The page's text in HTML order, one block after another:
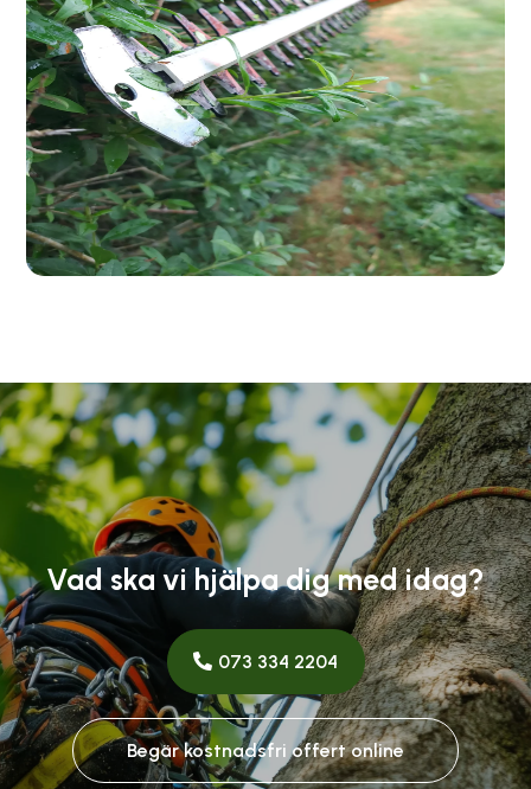
Vad ska vi hjälpa dig med idag?
073 334 2204
Begär kostnadsfri offert online